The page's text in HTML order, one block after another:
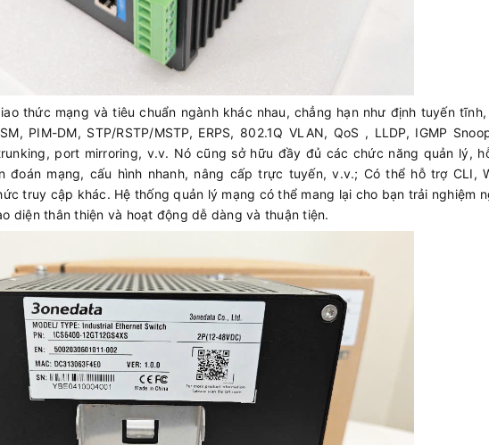
thức mạng và tiêu chuẩn ngành khác nhau, chẳng hạn như định tuyến tĩnh,
PIM-DM, STP/RSTP/MSTP, ERPS, 802.1Q VLAN, QoS , LLDP, IGMP
port mirroring, v.v. Nó cũng sở hữu đầy đủ các chức năng quản lý,
đoán mạng, cấu hình nhanh, nâng cấp trực tuyến, v.v.; Có thể hỗ trợ CLI,
truy cập khác. Hệ thống quản lý mạng có thể mang lại cho bạn trải nghiệm
diện thân thiện và hoạt động dễ dàng và thuận tiện.